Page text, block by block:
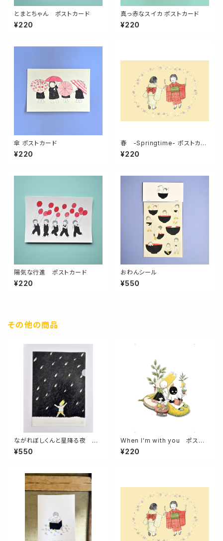
とまとちゃん ポストカード
¥220
真っ赤なスイカ ポストカード
¥220
傘 ポストカード
¥220
春 -Springtime- ポストカー
ド
¥220
陽気な行進 ポストカード
¥220
おわんシール
¥550
その他の商品
ながれぼしくんと星降る夜 ク
リアファイル
¥550
When I'm with you ポスト
カード
¥220